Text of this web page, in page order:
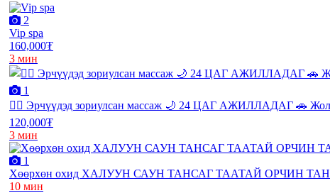
2
Vip spa
160,000₮
3 мин
1
💆‍♂️ Эрчүүдэд зориулсан массаж 🌙 24 ЦАГ АЖИЛЛАДАГ 🚗
120,000₮
3 мин
1
Хөөрхөн охид ХАЛУУН САУН ТАНСАГ ТААТАЙ ОРЧИН
10 мин